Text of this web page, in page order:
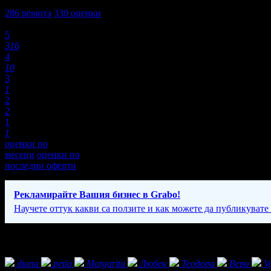
286 ревюта 330 оценки
5
316
4
10
3
1
2
2
1
1
оценки по
месеци оценки по
последни оферти
Рекламирайте Вашия бизнес в Grabo!
Научете оттук какви са ползите и как можете да публикувате
diana
petia Margarita Любен Теодора Вера